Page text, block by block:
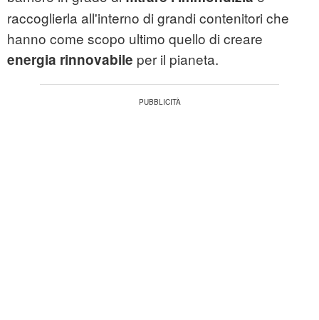
raccoglierla all'interno di grandi contenitori che
hanno come scopo ultimo quello di creare
energia rinnovabile per il pianeta.